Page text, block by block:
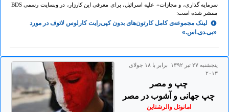
سرمایه گذاری، و مجازات» علیه اسرائیل، برای معرفی این کارزار، در وبسایت رسمی BDS
منتشر شده است:
لینک مجموعه‌ی کامل کارتون‌های بدون کپی‌رایت کارلوس لاتوف در مورد
«بی.دی.اس.»
پنجشنبه ۲۷ تير ۱۳۹۲ برابر با ۱۸ جولای
۲۰۱۳
چپ و مصر
چپ جهانی و آشوب در مصر
امانوئل والرشتاین